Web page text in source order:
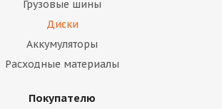
Грузовые шины
Диски
Аккумуляторы
Расходные материалы
Покупателю